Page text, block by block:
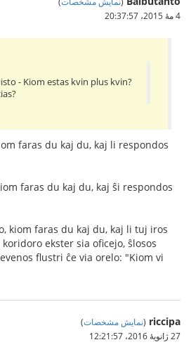
4 مهٔ 2015،‏ 20:37:57
- Kiom estas kvin plus kvin?
faras du kaj du, kaj li respondos
faras du kaj du, kaj ŝi respondos
kiom faras du kaj du, kaj li tuj iros
ekster sia oficejo, ŝlosos
flustri ĉe via orelo: "Kiom vi
riccipa
(نمایش مشخصات)
27 ژانویهٔ 2016،‏ 12:21:57